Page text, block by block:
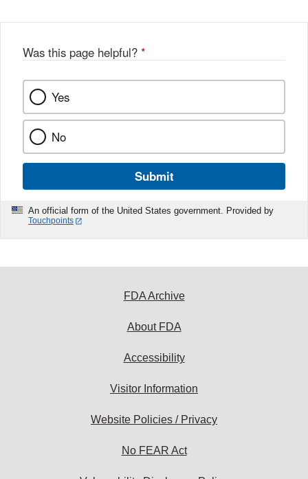
Was this page helpful? *
Yes
No
Submit
An official form of the United States government. Provided by
Touchpoints
FDA Archive
About FDA
Accessibility
Visitor Information
Website Policies / Privacy
No FEAR Act